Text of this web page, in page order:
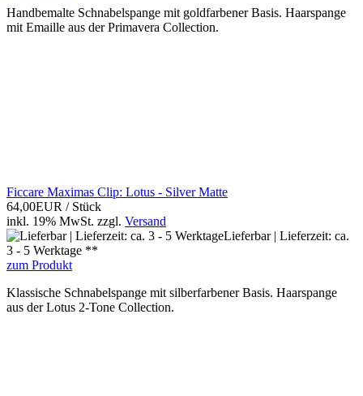
Handbemalte Schnabelspange mit goldfarbener Basis. Haarspange
mit Emaille aus der Primavera Collection.
Ficcare Maximas Clip: Lotus - Silver Matte
64,00EUR / Stück
inkl. 19% MwSt. zzgl. Versand
Lieferbar | Lieferzeit: ca.
3 - 5 Werktage **
zum Produkt
Klassische Schnabelspange mit silberfarbener Basis. Haarspange
aus der Lotus 2-Tone Collection.